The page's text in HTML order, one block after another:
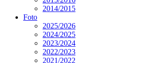
2014/2015
Foto
2025/2026
2024/2025
2023/2024
2022/2023
2021/2022